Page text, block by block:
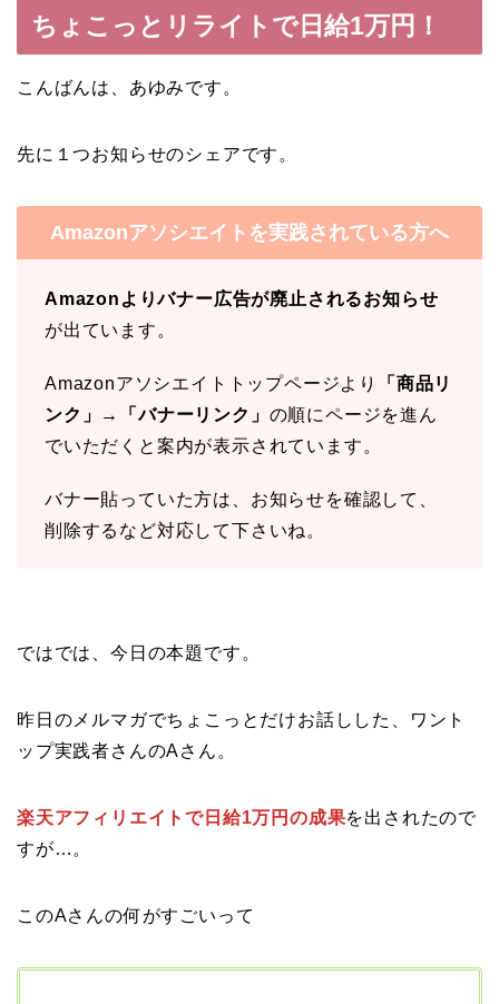
ちょこっとリライトで日給1万円！
こんばんは、あゆみです。
先に１つお知らせのシェアです。
Amazonアソシエイトを実践されている方へ
Amazonよりバナー広告が廃止されるお知らせ
が出ています。
Amazonアソシエイトトップページより
「商品リ
ンク」→「バナーリンク」 の順にページを進ん
でいただくと案内が表示されています。
バナー貼っていた方は、お知らせを確認して、
削除するなど対応して下さいね。
ではでは、今日の本題です。
昨日のメルマガでちょこっとだけお話しした、ワント
ップ実践者さんのAさん。
楽天アフィリエイトで日給1万円の成果を出されたので
すが…。
このAさんの何がすごいって